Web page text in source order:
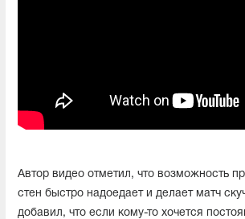
Автор видео отметил, что возможность
стен быстро надоедает и делает матч
добавил, что если кому-то хочется